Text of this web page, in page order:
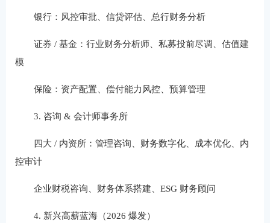
银行：风控审批、信贷评估、总行财务分析
证券 / 基金：行业财务分析师、私募投前尽调、估值建
模
保险：资产配置、偿付能力风控、预算管理
3. 咨询 & 会计师事务所
四大 / 内资所：管理咨询、财务数字化、成本优化、内
控审计
企业财税咨询、财务体系搭建、ESG 财务顾问
4. 新兴高薪蓝海（2026 爆发）